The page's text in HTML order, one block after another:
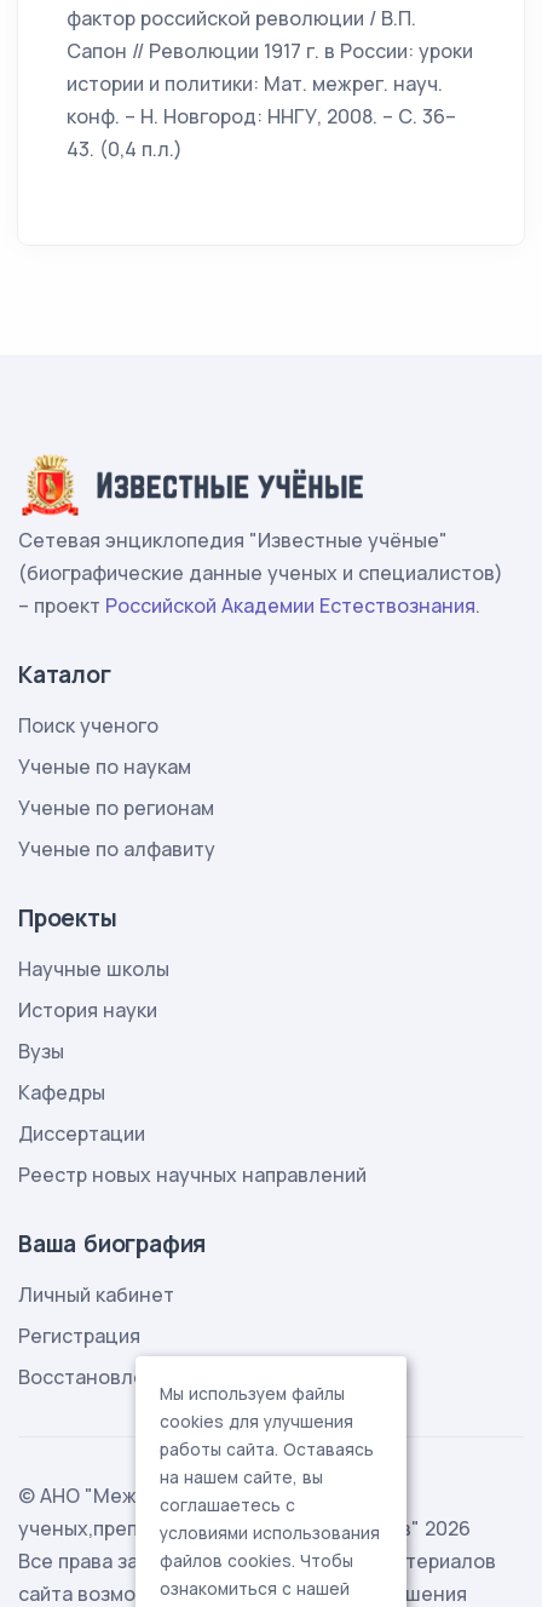
фактор российской революции / В.П.
Сапон // Революции 1917 г. в России: уроки
истории и политики: Мат. межрег. науч.
конф. – Н. Новгород: ННГУ, 2008. – С. 36–
43. (0,4 п.л.)
Сетевая энциклопедия "Известные учёные"
(биографические данные ученых и специалистов)
– проект Российской Академии Естествознания.
Каталог
Поиск ученого
Ученые по наукам
Ученые по регионам
Ученые по алфавиту
Проекты
Научные школы
История науки
Вузы
Кафедры
Диссертации
Реестр новых научных направлений
Ваша биография
Личный кабинет
Регистрация
Восстановление пароля
© АНО "Международная ассоциация
ученых,преподавателей и специалистов" 2026
Все права защищены. Использование материалов
сайта возможно исключительно с разрешения
Мы используем файлы
cookies для улучшения
работы сайта. Оставаясь
на нашем сайте, вы
соглашаетесь с
условиями использования
файлов cookies. Чтобы
ознакомиться с нашей